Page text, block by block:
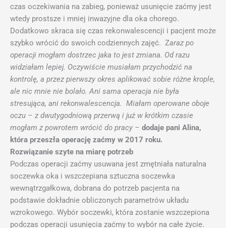
czas oczekiwania na zabieg, ponieważ usunięcie zaćmy jest
wtedy prostsze i mniej inwazyjne dla oka chorego.
Dodatkowo skraca się czas rekonwalescencji i pacjent może
szybko wrócić do swoich codziennych zajęć. Zaraz po
operacji mogłam dostrzec jaka to jest zmiana. Od razu
widziałam lepiej. Oczywiście musiałam przychodzić na
kontrolę, a przez pierwszy okres aplikować sobie różne krople,
ale nic mnie nie bolało. Ani sama operacja nie była
stresująca, ani rekonwalescencja. Miałam operowane oboje
oczu – z dwutygodniową przerwą i już w krótkim czasie
mogłam z powrotem wrócić do pracy – dodaje pani Alina,
która przeszła operację zaćmy w 2017 roku.
Rozwiązanie szyte na miarę potrzeb
Podczas operacji zaćmy usuwana jest zmętniała naturalna
soczewka oka i wszczepiana sztuczna soczewka
wewnątrzgałkowa, dobrana do potrzeb pacjenta na
podstawie dokładnie obliczonych parametrów układu
wzrokowego. Wybór soczewki, która zostanie wszczepiona
podczas operacji usunięcia zaćmy to wybór na całe życie.